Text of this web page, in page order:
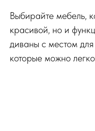
Выбирайте мебель,
красивой, но и
диваны с местом
которые можно